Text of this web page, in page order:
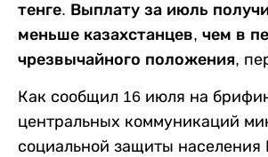
тенге. Выплату за июль
меньше казахстанцев, чем в
чрезвычайного положения,
Как сообщил 16 июля на
центральных коммуникаций
социальной защиты